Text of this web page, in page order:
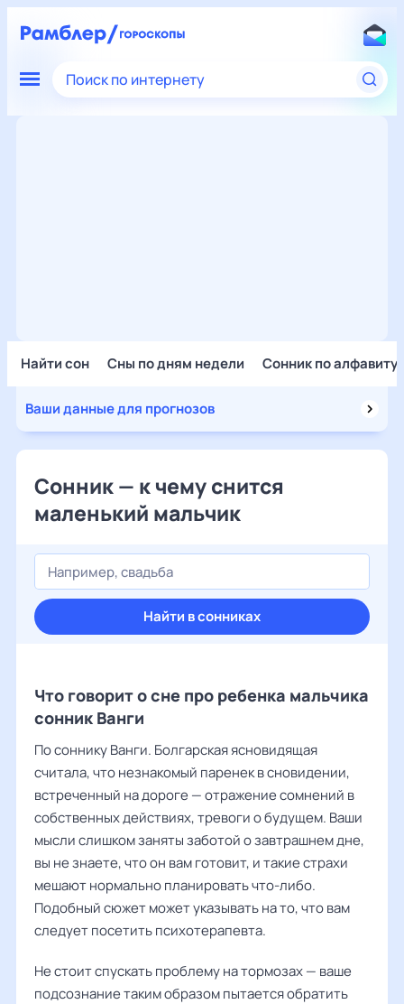
Поиск по интернету
Найти сон Сны по дням недели Сонник по алфавиту
Ваши данные для прогнозов
Сонник — к чему снится
маленький мальчик
Найти в сонниках
Что говорит о сне про ребенка мальчика
сонник Ванги
По соннику Ванги. Болгарская ясновидящая
считала, что незнакомый паренек в сновидении,
встреченный на дороге — отражение сомнений в
собственных действиях, тревоги о будущем. Ваши
мысли слишком заняты заботой о завтрашнем дне,
вы не знаете, что он вам готовит, и такие страхи
мешают нормально планировать что-либо.
Подобный сюжет может указывать на то, что вам
следует посетить психотерапевта.
Не стоит спускать проблему на тормозах — ваше
подсознание таким образом пытается обратить